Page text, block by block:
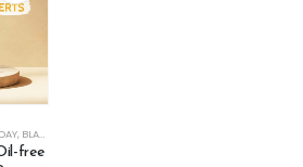
, BLACK FRIDAY 2025
free